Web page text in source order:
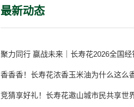
最新动态
聚力同行 赢战未来｜长寿花2026全国
香香香！长寿花浓香玉米油为什么这么
竞猜享好礼！长寿花邀山城市民共享世